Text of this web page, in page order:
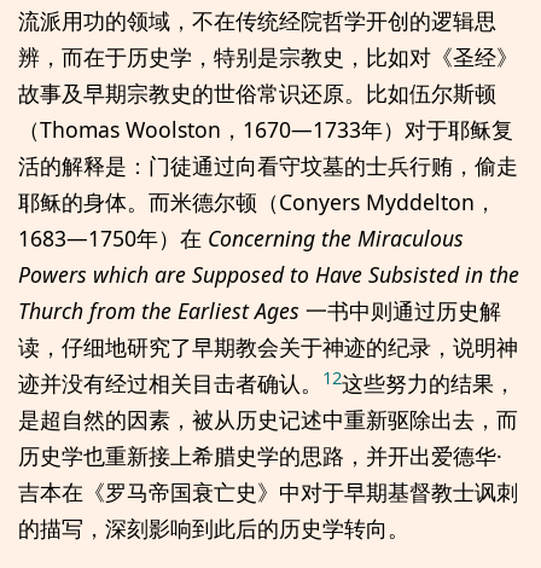
流派用功的领域，不在传统经院哲学开创的逻辑思
辨，而在于历史学，特别是宗教史，比如对《圣经》
故事及早期宗教史的世俗常识还原。比如伍尔斯顿
（Thomas Woolston，1670—1733年）对于耶稣复
活的解释是：门徒通过向看守坟墓的士兵行贿，偷走
耶稣的身体。而米德尔顿（Conyers Myddelton，
1683—1750年）在 Concerning the Miraculous
Powers which are Supposed to Have Subsisted in the
Thurch from the Earliest Ages 一书中则通过历史解
读，仔细地研究了早期教会关于神迹的纪录，说明神
迹并没有经过相关目击者确认。
12这些努力的结果，
是超自然的因素，被从历史记述中重新驱除出去，而
历史学也重新接上希腊史学的思路，并开出爱德华·
吉本在《罗马帝国衰亡史》中对于早期基督教士讽刺
的描写，深刻影响到此后的历史学转向。